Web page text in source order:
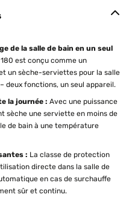
de la salle de bain en un seul
est conçu comme un
un sèche-serviettes pour la salle
deux fonctions, un seul appareil.
la journée : Avec une puissance
sèche une serviette en moins de
de bain à une température
: La classe de protection
directe dans la salle de
en cas de surchauffe
sûr et continu.